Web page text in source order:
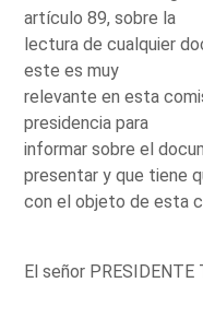
artículo 89, sobre la
lectura de cualquier
este es muy
relevante en esta
presidencia para
informar sobre el
presentar y que tiene
con el objeto de esta
El señor